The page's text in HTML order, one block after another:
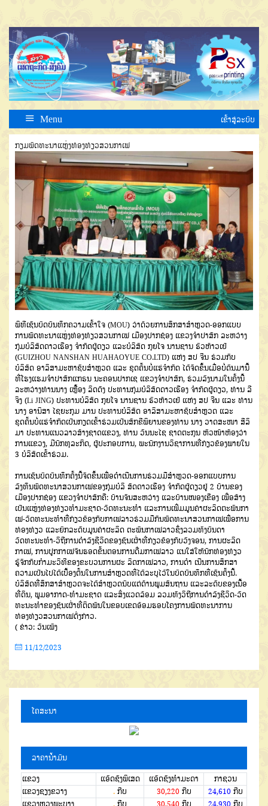
Menu ເຂົ້າສູ່ລະບົບ
ກຽມພັດທະນາແຫຼ່ງທ່ອງທ່ຽວສວນກາເຟ
ພິທີເຊັນບົດບັນທຶກຄວາມເຂົ້າໃຈ (MOU) ວ່າດ້ວຍການສຶກສາສໍາຫຼວດ​-ອອກແບບ
ການພັດທະນາແຫຼ່ງທ່ອງທ່ຽວສວນກາເຟ ເມືອງປາກຊ່ອງ ແຂວງຈຳປາສັກ ລະຫວ່າງ​
ກຸ່ມບໍລິສັດ​ດາວເຮືອງ​ ຈໍາກັດຜູ້ດຽວ​ ແລະ​ບໍລິສັດ​ ກຸຍໂຈ ນານຊານ​ ຮົວຫ້າວເຢ້
(GUIZHOU NANSHAN HUAHAOYUE CO.LTD) ແຫ່ງ​ ສປ​ ຈີນ​ ຮ່ວມກັບ​
ບໍລິສັດ ອາລິສາມະຫາຊັບສຳຫຼວດ ແລະ ຂຸດຄົ້ນບໍ່ແຮ່ຈຳກັດ ໄດ້ຈັດຂຶ້ນເມື່ອບໍ່ດົນມານີ້
ທີ່ໂຮງແຮມຈໍາປາສັກແກຣນ​ ນະຄອນປາກເຊ​ ແຂວງຈໍາປາສັກ​, ຮ່ວມລົງນາມໃນຄັ້ງນີ້
ລະຫວ່າງທ່ານນາງ ເຫຼື້ອງ ລິດດັງ ປະທານກຸ່ມບໍລິສັດດາວເຮືອງ ຈໍາກັດຜູ້ດຽວ, ທ່ານ ລີ
ຈິງ (Li JING) ປະທານບໍລິສັດ ກຸຍໂຈ ນານຊານ ຮົວຫ້າວເຢ້ ແຫ່ງ ສປ ຈີນ ແລະ ທ່ານ
ນາງ ອານິສາ ໄຊຍະກຸມ ມານ ປະທານບໍລິສັດ ອາລິສາມະຫາຊັບສໍາຫຼວດ ແລະ
ຂຸດຄົ້ນບໍ່ແຮ່ຈໍາກັດເປັນກຽດເຂົ້າຮ່ວມເປັນສັກຂີພິຍານຂອງ​ທ່ານ​ ນາງ​ ວາດສະໜາ​ ສີລິ​
ມາ​ ປະທານ​ແນວ​ລາວ​ສ້າງ​ຊາດ​ແຂວງ,​ ທ່ານ​ ວັນ​ນະໄຊ ຊາດຕະກຸນ ຫົວໜ້າ​ຫ້ອງວ່າ
ການແຂວງ,​ ມີນັກທຸລະກິດ, ຜູ້ປະກອບການ​, ພະນັກງານວິຊາການ​ທີ່ກ່ຽວຂ້ອງ​ພາຍໃນ
3 ບໍລິສັດ​ເຂົ້າຮ່ວມ.​
ການເຊັນບົດບັນທຶກຄັ້ງນີ້ຈັດຂຶ້ນເພື່ອດໍາເນີນການຮ່ວມມືສໍາຫຼວດ-ອອກແບບການ
ລົງທຶນພັດທະນາສວນກາເຟຂອງກຸ່ມບໍລິ ສັດດາວເຮືອງ ຈຳກັດຜູ້ດຽວຢູ່ 2 ບ້ານຂອງ
ເມືອງປາກຊ່ອງ ແຂວງຈຳປາສັກຄື: ບ້ານຈັນສະຫວ່າງ ແລະບ້ານໜອງເຂືອງ ເພື່ອສ້າງ
ເປັນແຫຼ່ງທ່ອງທ່ຽວທຳມະຊາດ-ວັດທະນະທໍາ ແລະການເພີ່ມມູນຄ່າຜະລິດຕະພັນກາ
ເຟ-ວັດທະນະທໍາທີ່ກ່ຽວຂ້ອງກັບກາເຟລາວຮ່ວມມືກັນພັດທະນາສວນກາເຟເພື່ອການ
ທ່ອງທ່ຽວ ແລະຍົກລະດັບມູນຄ່າຜະລິດ ຕະພັນກາເຟລາວຊຶ່ງລວມທັງບັນດາ
ວັດທະນະທຳ-ວິຖີການດຳລົງຊີວິດຂອງຊົນເຜົ່າທີ່ກ່ຽວຂ້ອງກັບວົງຈອນ, ການຜະລິດ
ກາເຟ, ການປູກກາເຟຈົນຮອດຂັ້ນຕອນການດື່ມກາເຟລາວ ແນໃສ່ໃຫ້ນັກທ່ອງທ່ຽວ
ຮູ້ຈັກກັບກຳມະວິທີຂອງຂະບວນການຜະ ລິດກາເຟລາວ, ການດຳ ເນີນການສຶກສາ
ຄວາມເປັນໄປໄດ້ເບື້ອງຕົ້ນໃນການສໍາຫຼວດທີ່ໄດ້ລະບຸໄວ້ໃນບົດບັນທຶກທີ່ເຊັນຄັ້ງນີ້.
ບໍລິສັດທີ່ສຶກສາສໍາຫຼວດຈະໄດ້ສໍາຫຼວດນັບແຕ່ດ້ານພູມສັນຖານ ແລະລະດັບຂອງເນື້ອ
ທີ່ດິນ, ພູມອາກາດ-ທໍາມະຊາດ ແລະສິ່ງແວດລ້ອມ ລວມທັງວິຖີການດຳລົງຊີວິດ-ວັດ
ທະນະທໍາຂອງຊົນເຜົ່າທີ່ຕິດພັນໃນຂອບເຂດອ້ອມຮອບໂຄງການພັດທະນາການ
ທ່ອງທ່ຽວສວນກາເຟດັ່ງກ່າວ.
( ຂ່າວ: ວັນເພັງ
11/12/2023
ໂຄສະນາ
ລາຄານໍ້າມັນ
ແຂວງ ແອັດຊັງພິເສດ ແອັດຊັງທຳມະດາ
ກາຊວນ
ແຂວງຊຽງຂວາງ
. ກີບ 30,220ກີບ 24,610ກີບ